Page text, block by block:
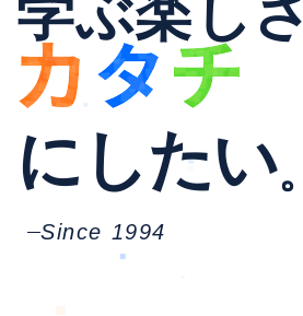
学ぶ楽しさ
に したい。
Since 1994